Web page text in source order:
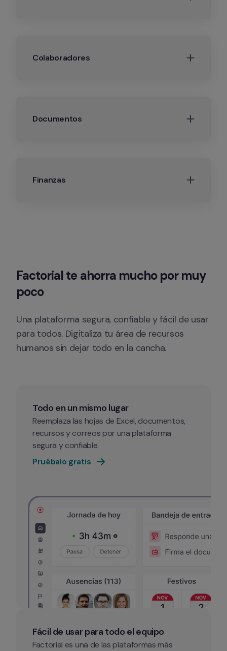
Colaboradores
Documentos
Finanzas
Factorial te ahorra mucho por muy
poco
Una plataforma segura, confiable y fácil de usar
para todos. Digitaliza tu área de recursos
humanos sin dejar todo en la cancha.
Todo en un mismo lugar
Reemplaza las hojas de Excel, documentos,
recursos y correos por una plataforma
segura y confiable.
Pruébalo gratis
Fácil de usar para todo el equipo
Factorial es una de las plataformas más